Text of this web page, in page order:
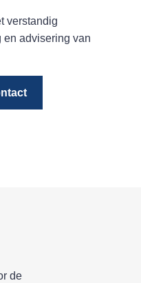
verstandig
en advisering van
de